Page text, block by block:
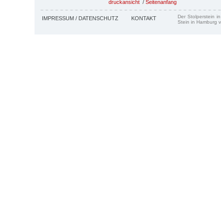
druckansicht / Seitenanfang
IMPRESSUM / DATENSCHUTZ KONTAKT
Der Stolperstein
Stein in Hamburg